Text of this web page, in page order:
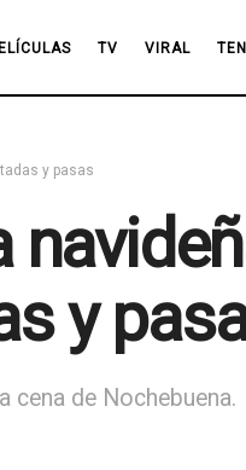
TV VIRAL
y pasas
y
cena de Nochebuena.